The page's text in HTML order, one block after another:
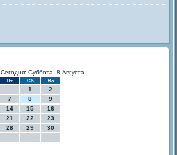
Сегодня: Суббота, 8 Августа
Пт Сб Вс
1
2
7 8
9
14 15
16
21 22
23
28 29
30